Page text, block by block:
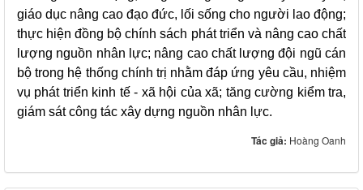
giáo dục nâng cao đạo đức, lối sống cho người lao động;
thực hiện đồng bộ chính sách phát triển và nâng cao chất
lượng nguồn nhân lực; nâng cao chất lượng đội ngũ cán
bộ trong hệ thống chính trị nhằm đáp ứng yêu cầu, nhiệm
vụ phát triển kinh tế - xã hội của xã; tăng cường kiểm tra,
giám sát công tác xây dựng nguồn nhân lực.
Tác giả: Hoàng Oanh